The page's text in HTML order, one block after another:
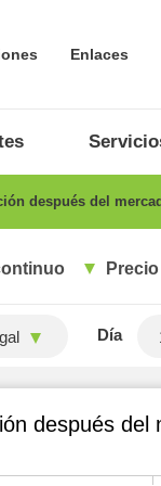
Enlaces
después del
Día
después del